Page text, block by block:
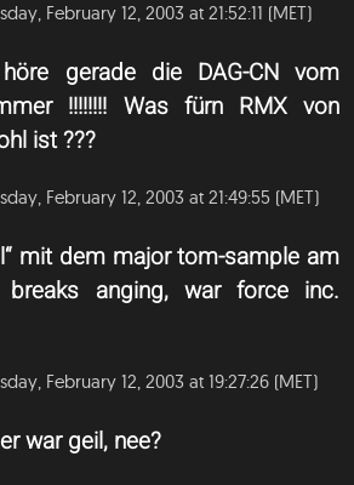
February 12, 2003 at 21:52:11 (MET)
gerade die DAG-CN vom
!!!!!!!! Was fürn RMX von
ist ???
February 12, 2003 at 21:49:55 (MET)
mit dem major tom-sample am
breaks anging, war force inc.
February 12, 2003 at 19:27:26 (MET)
war geil, nee?